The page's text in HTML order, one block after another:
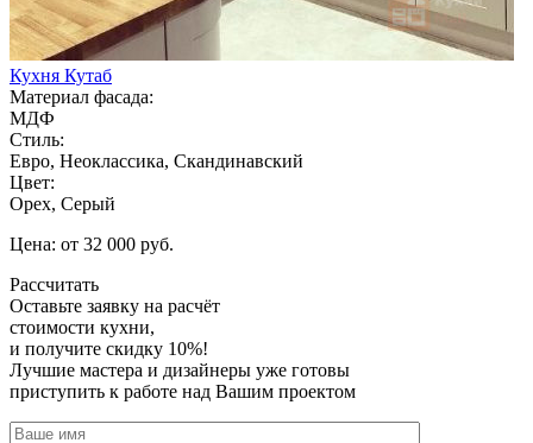
Кухня Кутаб
Материал фасада:
МДФ
Стиль:
Евро, Неоклассика, Скандинавский
Цвет:
Орех, Серый
Цена: от 32 000 руб.
Рассчитать
Оставьте заявку на расчёт
стоимости кухни,
и получите скидку 10%!
Лучшие мастера и дизайнеры уже готовы
приступить к работе над Вашим проектом